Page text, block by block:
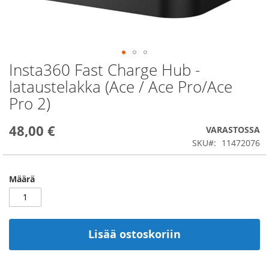
Insta360 Fast Charge Hub -
lataustelakka (Ace / Ace Pro/Ace
Pro 2)
48,00 €
VARASTOSSA
SKU
11472076
Määrä
Lisää ostoskoriin
Skip
to
the
beginning
of
images